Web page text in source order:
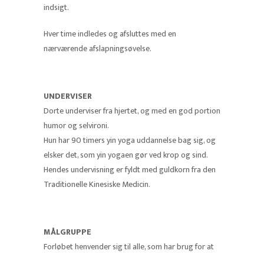
indsigt.
Hver time indledes og afsluttes med en
nærværende afslapningsøvelse.
UNDERVISER
Dorte underviser fra hjertet, og med en god portion
humor og selvironi.
Hun har 90 timers yin yoga uddannelse bag sig, og
elsker det, som yin yogaen gør ved krop og sind.
Hendes undervisning er fyldt med guldkorn fra den
Traditionelle Kinesiske Medicin.
MÅLGRUPPE
Forløbet henvender sig til alle, som har brug for at